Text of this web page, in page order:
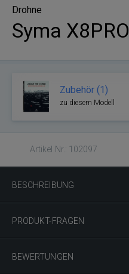
Drohne
Syma X8PRO
Zubehör (1)
zu diesem Modell
Artikel Nr.: 102097
BESCHREIBUNG
PRODUKT-FRAGEN
BEWERTUNGEN